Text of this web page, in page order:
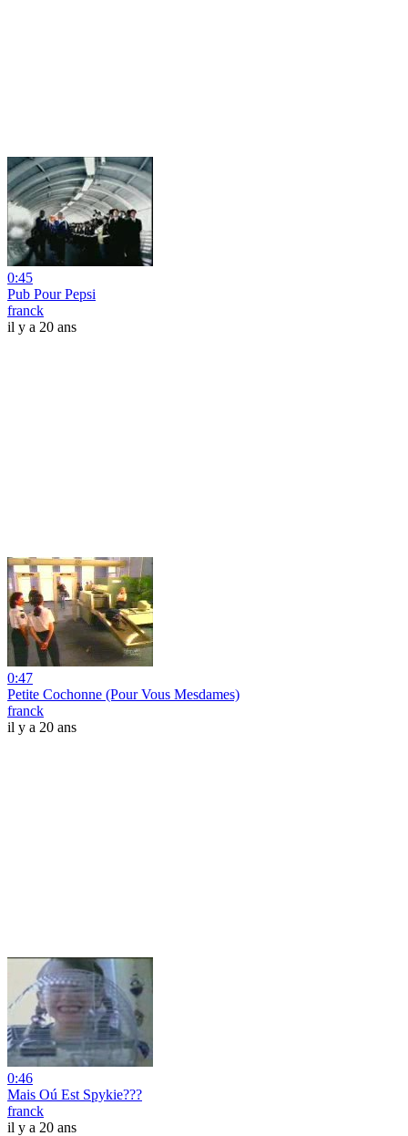
0:45
Pub Pour Pepsi
franck
il y a 20 ans
0:47
Petite Cochonne (Pour Vous Mesdames)
franck
il y a 20 ans
0:46
Mais Oú Est Spykie???
franck
il y a 20 ans